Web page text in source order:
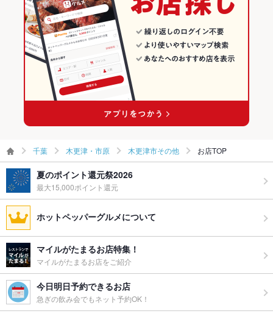
ワイン充実
お子様連れ
お子様連れ歓迎 ：お子様用の食器や、イス（4つ）ございま
す。お気軽にお問い合わせください。
応相談
プライズ対
備考 宴会利用などお気軽にお問い合わせください。
千葉 木更津・市原 木更津市その他 お店TOP
夏のポイント還元祭2026
最大15,000ポイント還元
ホットペッパーグルメについて
マイルがたまるお店特集！
マイルがたまるお店をご紹介
今日明日予約できるお店
急ぎの飲み会でもネット予約OK！